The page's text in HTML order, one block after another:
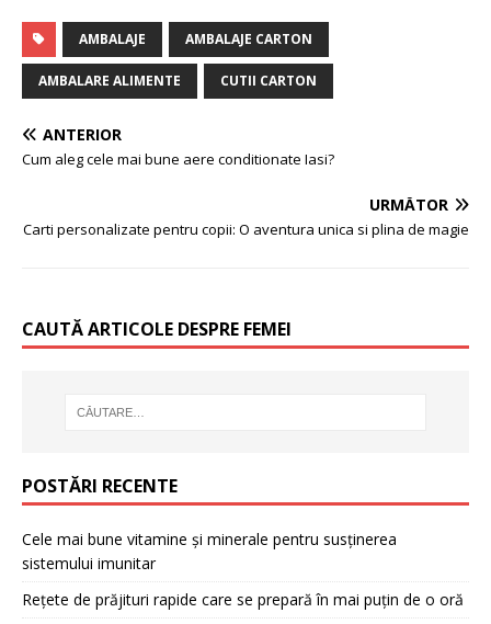
AMBALAJE AMBALAJE CARTON
AMBALARE ALIMENTE CUTII CARTON
ANTERIOR
Cum aleg cele mai bune aere conditionate Iasi?
URMĂTOR
Carti personalizate pentru copii: O aventura unica si plina de magie
CAUTĂ ARTICOLE DESPRE FEMEI
POSTĂRI RECENTE
Cele mai bune vitamine și minerale pentru susținerea
sistemului imunitar
Rețete de prăjituri rapide care se prepară în mai puțin de o oră